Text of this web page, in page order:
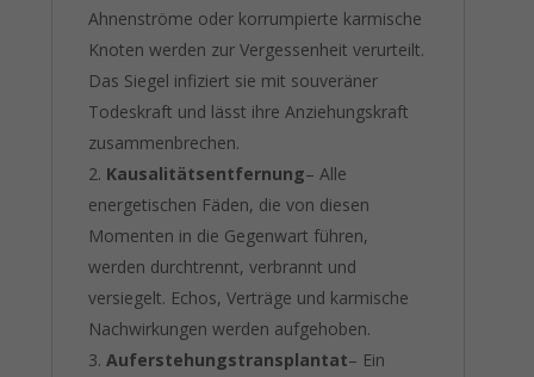
Ahnenströme oder korrumpierte karmische
Knoten werden zur Vergessenheit verurteilt.
Das Siegel infiziert sie mit souveräner
Todeskraft und lässt ihre Anziehungskraft
zusammenbrechen.
Kausalitätsentfernung– Alle
energetischen Fäden, die von diesen
Momenten in die Gegenwart führen,
werden durchtrennt, verbrannt und
versiegelt. Echos, Verträge und karmische
Nachwirkungen werden aufgehoben.
Auferstehungstransplantat– Ein